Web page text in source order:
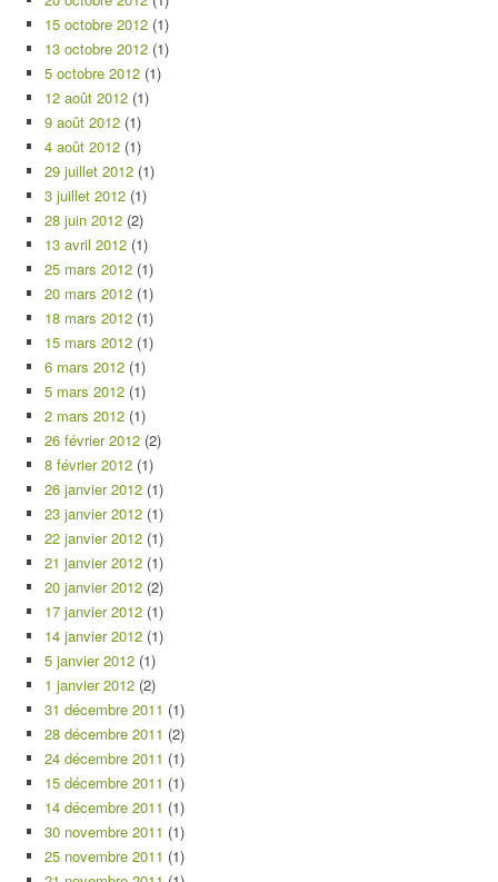
15 octobre 2012 (1)
13 octobre 2012 (1)
5 octobre 2012 (1)
12 août 2012 (1)
9 août 2012 (1)
4 août 2012 (1)
29 juillet 2012 (1)
3 juillet 2012 (1)
28 juin 2012 (2)
13 avril 2012 (1)
25 mars 2012 (1)
20 mars 2012 (1)
18 mars 2012 (1)
15 mars 2012 (1)
6 mars 2012 (1)
5 mars 2012 (1)
2 mars 2012 (1)
26 février 2012 (2)
8 février 2012 (1)
26 janvier 2012 (1)
23 janvier 2012 (1)
22 janvier 2012 (1)
21 janvier 2012 (1)
20 janvier 2012 (2)
17 janvier 2012 (1)
14 janvier 2012 (1)
5 janvier 2012 (1)
1 janvier 2012 (2)
31 décembre 2011 (1)
28 décembre 2011 (2)
24 décembre 2011 (1)
15 décembre 2011 (1)
14 décembre 2011 (1)
30 novembre 2011 (1)
25 novembre 2011 (1)